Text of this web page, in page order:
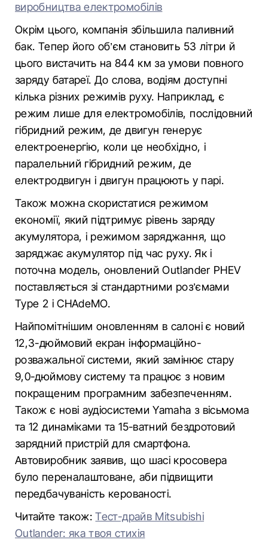
виробництва електромобілів
Окрім цього, компанія збільшила паливний
бак. Тепер його об’єм становить 53 літри й
цього вистачить на 844 км за умови повного
заряду батареї. До слова, водіям доступні
кілька різних режимів руху. Наприклад, є
режим лише для електромобілів, послідовний
гібридний режим, де двигун генерує
електроенергію, коли це необхідно, і
паралельний гібридний режим, де
електродвигун і двигун працюють у парі.
Також можна скористатися режимом
економії, який підтримує рівень заряду
акумулятора, і режимом заряджання, що
заряджає акумулятор під час руху. Як і
поточна модель, оновлений Outlander PHEV
поставляється зі стандартними роз’ємами
Type 2 і CHAdeMO.
Найпомітнішим оновленням в салоні є новий
12,3-дюймовий екран інформаційно-
розважальної системи, який замінює стару
9,0-дюймову систему та працює з новим
покращеним програмним забезпеченням.
Також є нові аудіосистеми Yamaha з вісьмома
та 12 динаміками та 15-ватний бездротовий
зарядний пристрій для смартфона.
Автовиробник заявив, що шасі кросовера
було переналаштоване, аби підвищити
передбачуваність керованості.
Читайте також:Тест-драйв Mitsubishi
Outlander: яка твоя стихія